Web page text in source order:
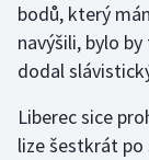
bodů, který
navýšili, bylo
dodal
Liberec sice
lize šestkrát po